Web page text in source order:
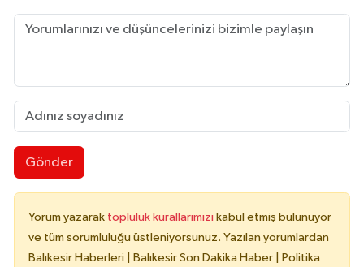
Gönder
Yorum yazarak topluluk kurallarımızı kabul etmiş bulunuyor
ve tüm sorumluluğu üstleniyorsunuz. Yazılan yorumlardan
Balıkesir Haberleri | Balıkesir Son Dakika Haber | Politika